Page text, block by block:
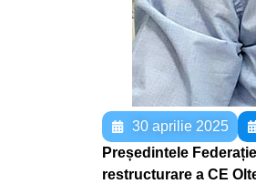
30 aprilie 2025
Președintele
restructurare a CE